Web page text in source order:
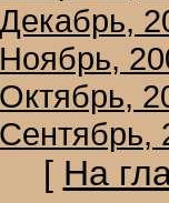
Декабрь,
Ноябрь,
Октябрь,
Сентябрь,
[ На